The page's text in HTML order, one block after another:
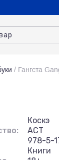
/ Гангста
Коскэ
АСТ
978-5-
Книги